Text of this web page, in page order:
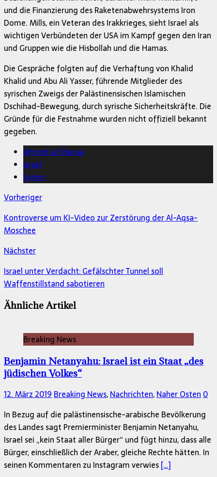
und die Finanzierung des Raketenabwehrsystems Iron
Dome. Mills, ein Veteran des Irakkrieges, sieht Israel als
wichtigen Verbündeten der USA im Kampf gegen den Iran
und Gruppen wie die Hisbollah und die Hamas.
Die Gespräche folgten auf die Verhaftung von Khalid
Khalid und Abu Ali Yasser, führende Mitglieder des
syrischen Zweigs der Palästinensischen Islamischen
Dschihad-Bewegung, durch syrische Sicherheitskräfte. Die
Gründe für die Festnahme wurden nicht offiziell bekannt
gegeben.
Ahmed al Sharaa
Israel
Syrien
Vorheriger
Kontroverse um KI-Video zur Zerstörung der Al-Aqsa-
Moschee
Nächster
Israel unter Verdacht: Gefälschter Tunnel soll
Waffenstillstand sabotieren
Ähnliche Artikel
Breaking News
Benjamin Netanyahu: Israel ist ein Staat „des
jüdischen Volkes“
12. März 2019Breaking News,Nachrichten,Naher Osten0
In Bezug auf die palästinensische-arabische Bevölkerung
des Landes sagt Premierminister Benjamin Netanyahu,
Israel sei „kein Staat aller Bürger“ und fügt hinzu, dass alle
Bürger, einschließlich der Araber, gleiche Rechte hätten. In
seinen Kommentaren zu Instagram verwies[…]